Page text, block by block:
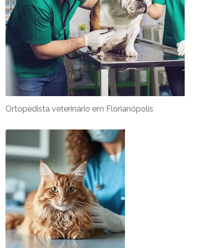
Ortopedista veterinário em Florianópolis